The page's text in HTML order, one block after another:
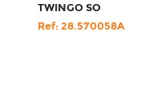
TWINGO SO
Ref: 28.570058A